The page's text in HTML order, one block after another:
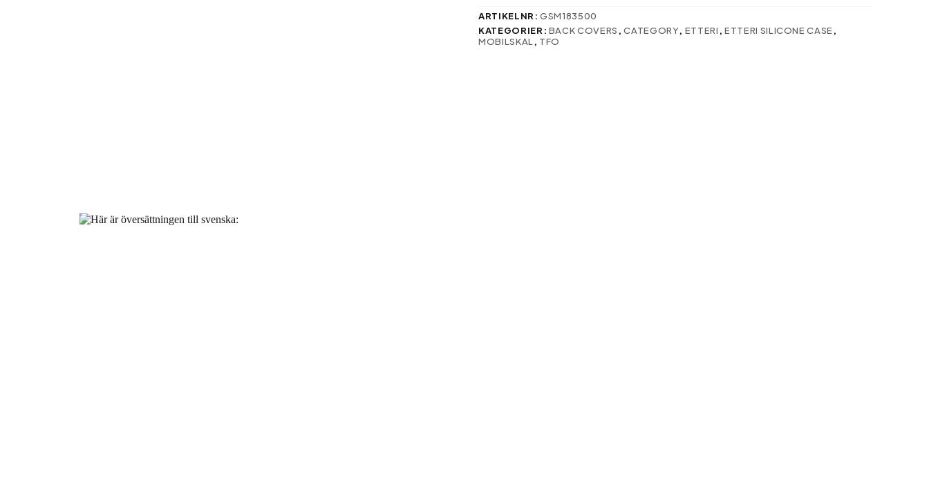
mängd
ARTIKELNR:GSM183500
KATEGORIER: BACK COVERS ,CATEGORY, ETTERI ,ETTERI SILICONE CASE ,
MOBILSKAL , TFO